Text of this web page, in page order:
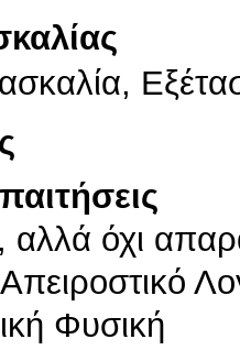
αλλά όχι
Φυσική